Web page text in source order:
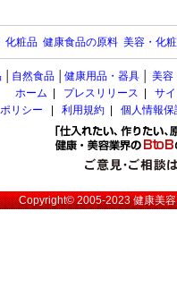
化粧品 健康食品の原料 美容・化
自然食品 健康用品・器具 美容
ホーム
プレスリリース
サ
リシー
利用規約 個人情報
Copyright© 2005-2023健康美